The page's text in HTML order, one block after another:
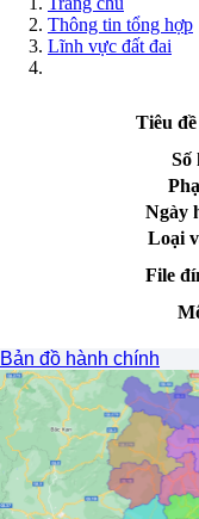
Thông tin tổng hợp
Lĩnh vực đất đai
Tiêu
Số
Ngày
Loại
File
Bản đồ hành chính